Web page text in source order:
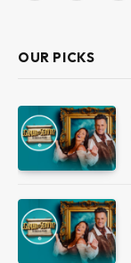
OUR PICKS